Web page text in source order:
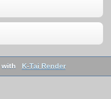
with K-Tai Render